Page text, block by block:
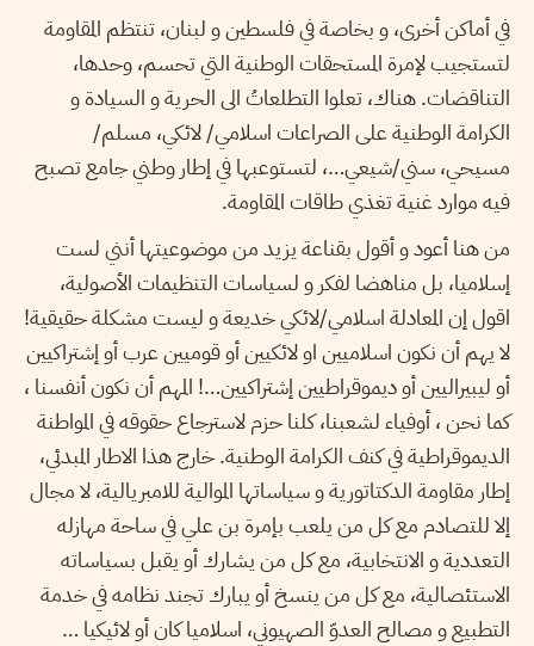
في أماكن أخرى، و بخاصة في فلسطين و لبنان، تنتظم المقاومة
لتستجيب لإمرة المستحقات الوطنية التي تحسم، وحدها،
التناقضات. هناك، تعلوا التطلعاتُ الى الحرية و السيادة و
الكرامة الوطنية على الصراعات اسلامي/ لائكي، مسلم/
مسيحي، سني/شيعي…، لتستوعبها في إطار وطني جامع تصبح
فيه موارد غنية تغذي طاقات المقاومة.
من هنا أعود و أقول بقناعة يزيد من موضوعيتها أنني لست
إسلاميا، بل مناهضا لفكر و لسياسات التنظيمات الأصولية،
اقول إن المعادلة اسلامي/لائكي خديعة و ليست مشكلة حقيقية!
لا يهم أن نكون اسلاميين او لائكيين أو قوميين عرب أو إشتراكيين
أو ليبيراليين أو ديموقراطيين إشتراكيين…! المهم أن نكون أنفسنا ،
كما نحن ، أوفياء لشعبنا، كلنا حزم لاسترجاع حقوقه في المواطنة
الديموقراطية في كنف الكرامة الوطنية. خارج هذا الاطار المبدئي،
إطار مقاومة الدكتاتورية و سياساتها الموالية للامبريالية، لا مجال
إلا للتصادم مع كل من يلعب بإمرة بن علي في ساحة مهازله
التعددية و الانتخابية، مع كل من يشارك أو يقبل بسياساته
الاستئصالية، مع كل من ينسخ أو يبارك تجند نظامه في خدمة
التطبيع و مصالح العدوّ الصهيوني، اسلاميا كان أو لائيكيا …